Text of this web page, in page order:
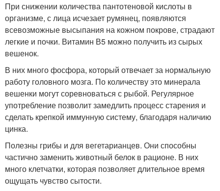
При снижении количества пантотеновой кислоты в
организме, с лица исчезает румянец, появляются
всевозможные высыпания на кожном покрове, страдают
легкие и почки. Витамин В5 можно получить из сырых
вешенок.
В них много фосфора, который отвечает за нормальную
работу головного мозга. По количеству это минерала
вешенки могут соревноваться с рыбой. Регулярное
употребление позволит замедлить процесс старения и
сделать крепкой иммунную систему, благодаря наличию
цинка.
Полезны грибы и для вегетарианцев. Они способны
частично заменить животный белок в рационе. В них
много клетчатки, которая позволяет длительное время
ощущать чувство сытости.